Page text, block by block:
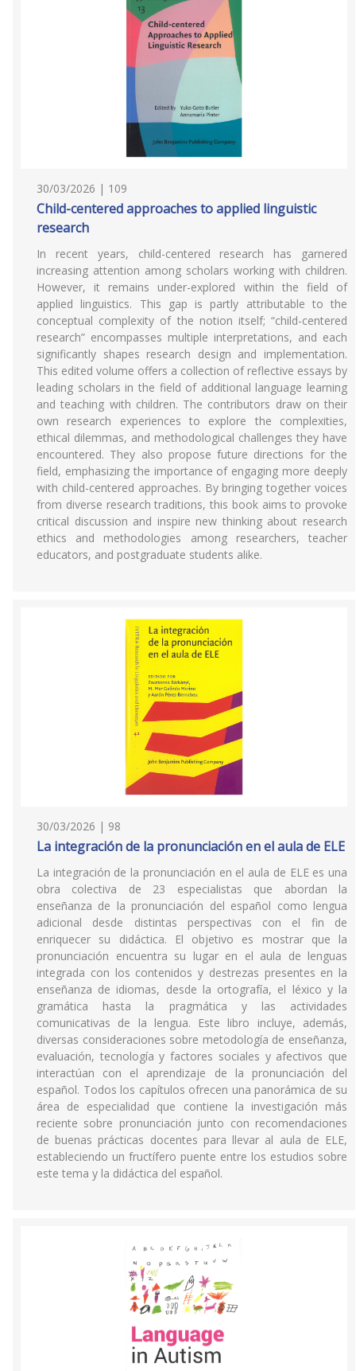
30/03/2026 | 109
Child-centered approaches to applied linguistic
research
In recent years, child-centered research has garnered
increasing attention among scholars working with children.
However, it remains under-explored within the field of
applied linguistics. This gap is partly attributable to the
conceptual complexity of the notion itself; “child-centered
research” encompasses multiple interpretations, and each
significantly shapes research design and implementation.
This edited volume offers a collection of reflective essays by
leading scholars in the field of additional language learning
and teaching with children. The contributors draw on their
own research experiences to explore the complexities,
ethical dilemmas, and methodological challenges they have
encountered. They also propose future directions for the
field, emphasizing the importance of engaging more deeply
with child-centered approaches. By bringing together voices
from diverse research traditions, this book aims to provoke
critical discussion and inspire new thinking about research
ethics and methodologies among researchers, teacher
educators, and postgraduate students alike.
30/03/2026 | 98
La integración de la pronunciación en el aula de ELE
La integración de la pronunciación en el aula de ELE es una
obra colectiva de 23 especialistas que abordan la
enseñanza de la pronunciación del español como lengua
adicional desde distintas perspectivas con el fin de
enriquecer su didáctica. El objetivo es mostrar que la
pronunciación encuentra su lugar en el aula de lenguas
integrada con los contenidos y destrezas presentes en la
enseñanza de idiomas, desde la ortografía, el léxico y la
gramática hasta la pragmática y las actividades
comunicativas de la lengua. Este libro incluye, además,
diversas consideraciones sobre metodología de enseñanza,
evaluación, tecnología y factores sociales y afectivos que
interactúan con el aprendizaje de la pronunciación del
español. Todos los capítulos ofrecen una panorámica de su
área de especialidad que contiene la investigación más
reciente sobre pronunciación junto con recomendaciones
de buenas prácticas docentes para llevar al aula de ELE,
estableciendo un fructífero puente entre los estudios sobre
este tema y la didáctica del español.